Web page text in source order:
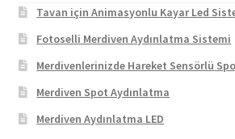
Tavan için Animasyonlu Kayar Led
Fotoselli Merdiven Aydınlatma Sistemi
Merdivenlerinizde Hareket Sensörlü
Merdiven Spot Aydınlatma
Merdiven Aydınlatma LED